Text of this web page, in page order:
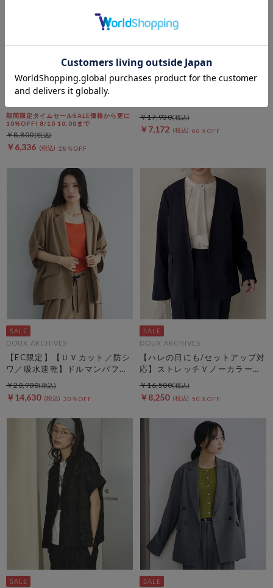
archives
【ＯＮかわ】ウォッシャブルフ
ＪＫ
期間限定タイムセールSALE価格から更に
10%OFF! 8/10 10:00まで
￥6,336 28％OFF
￥8,800
DOUX ARCHIVES
ドジャケット
￥7,172 60％OFF
￥17,930
DOUX ARCHIVES
【EC限定】【ＵＶカット／防シ
ワ／吸水速乾】ドルマンパフジ
ャケット
￥14,630 30％OFF
￥20,900
DOUX ARCHIVES
【ハレの日にも/セットアップ対
応】ストレッチＶノーカラージ
ャケット
￥8,250 50％OFF
￥16,500